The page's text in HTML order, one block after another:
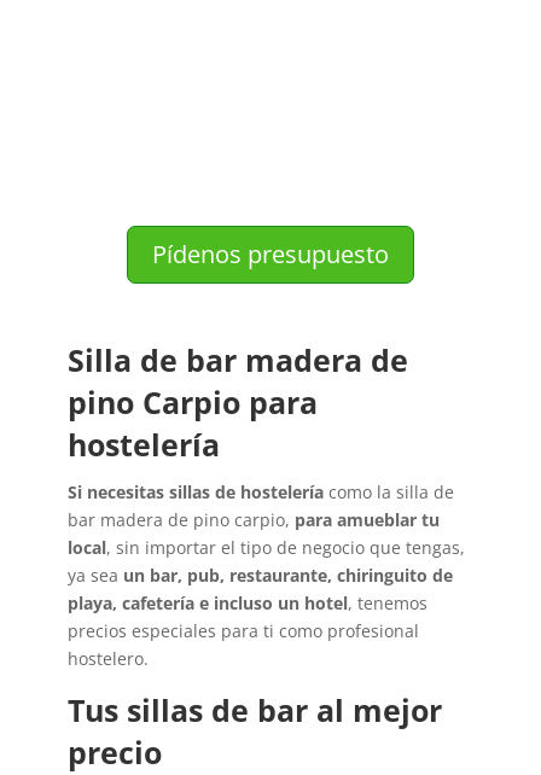
Pídenos presupuesto
Silla de bar madera de
pino Carpio para
hostelería
Si necesitas sillas de hostelería como la silla de
bar madera de pino carpio, para amueblar tu
local, sin importar el tipo de negocio que tengas,
ya sea un bar, pub, restaurante, chiringuito de
playa, cafetería e incluso un hotel, tenemos
precios especiales para ti como profesional
hostelero.
Tus sillas de bar al mejor
precio